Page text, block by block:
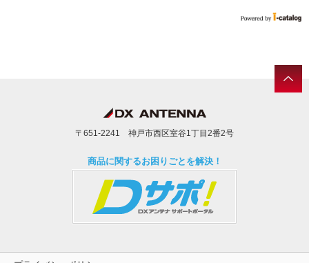
〒651-2241 神戸市西区室谷1丁目2番2号
商品に関するお困りごとを解決！